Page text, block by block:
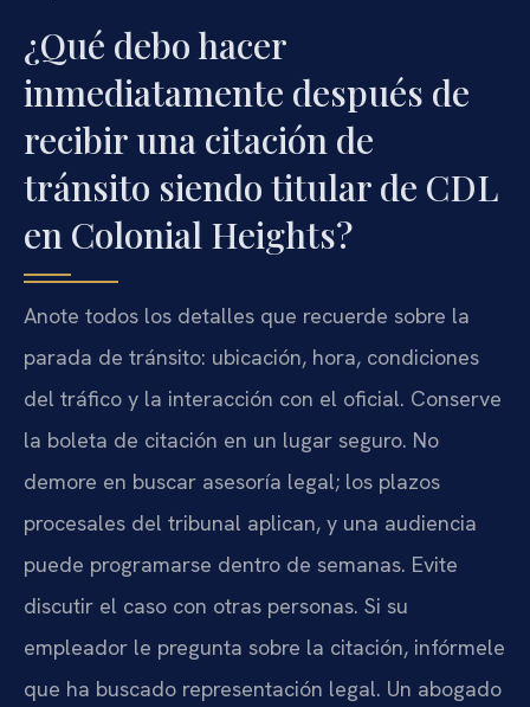
¿Qué debo hacer
inmediatamente después de
recibir una citación de
tránsito siendo titular de CDL
en Colonial Heights?
Anote todos los detalles que recuerde sobre la
parada de tránsito: ubicación, hora, condiciones
del tráfico y la interacción con el oficial. Conserve
la boleta de citación en un lugar seguro. No
demore en buscar asesoría legal; los plazos
procesales del tribunal aplican, y una audiencia
puede programarse dentro de semanas. Evite
discutir el caso con otras personas. Si su
empleador le pregunta sobre la citación, infórmele
que ha buscado representación legal. Un abogado